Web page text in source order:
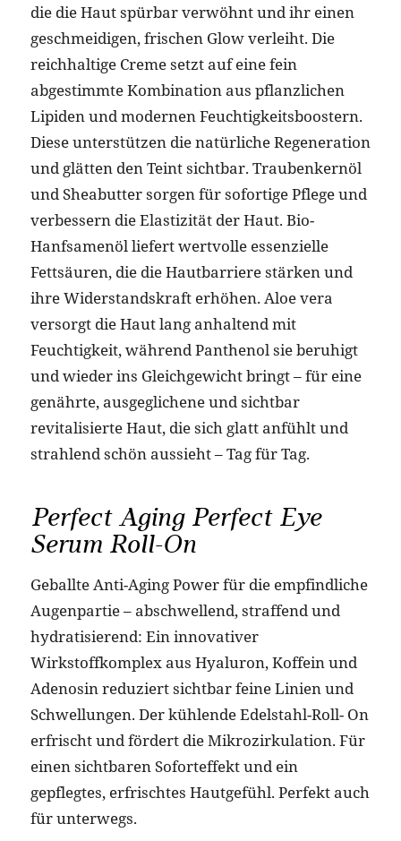
die die Haut spürbar verwöhnt und ihr einen
geschmeidigen, frischen Glow verleiht. Die
reichhaltige Creme setzt auf eine fein
abgestimmte Kombination aus pflanzlichen
Lipiden und modernen Feuchtigkeitsboostern.
Diese unterstützen die natürliche Regeneration
und glätten den Teint sichtbar. Traubenkernöl
und Sheabutter sorgen für sofortige Pflege und
verbessern die Elastizität der Haut. Bio-
Hanfsamenöl liefert wertvolle essenzielle
Fettsäuren, die die Hautbarriere stärken und
ihre Widerstandskraft erhöhen. Aloe vera
versorgt die Haut lang anhaltend mit
Feuchtigkeit, während Panthenol sie beruhigt
und wieder ins Gleichgewicht bringt – für eine
genährte, ausgeglichene und sichtbar
revitalisierte Haut, die sich glatt anfühlt und
strahlend schön aussieht – Tag für Tag.
Perfect Aging Perfect Eye
Serum Roll-On
Geballte Anti-Aging Power für die empfindliche
Augenpartie – abschwellend, straffend und
hydratisierend: Ein innovativer
Wirkstoffkomplex aus Hyaluron, Koffein und
Adenosin reduziert sichtbar feine Linien und
Schwellungen. Der kühlende Edelstahl-Roll- On
erfrischt und fördert die Mikrozirkulation. Für
einen sichtbaren Soforteffekt und ein
gepflegtes, erfrischtes Hautgefühl. Perfekt auch
für unterwegs.